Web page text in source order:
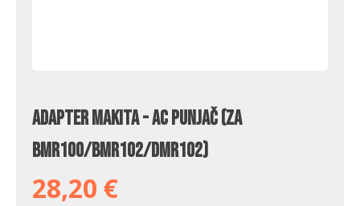
Adapter Makita - AC punjač (za
BMR100/BMR102/DMR102)
28,20 €